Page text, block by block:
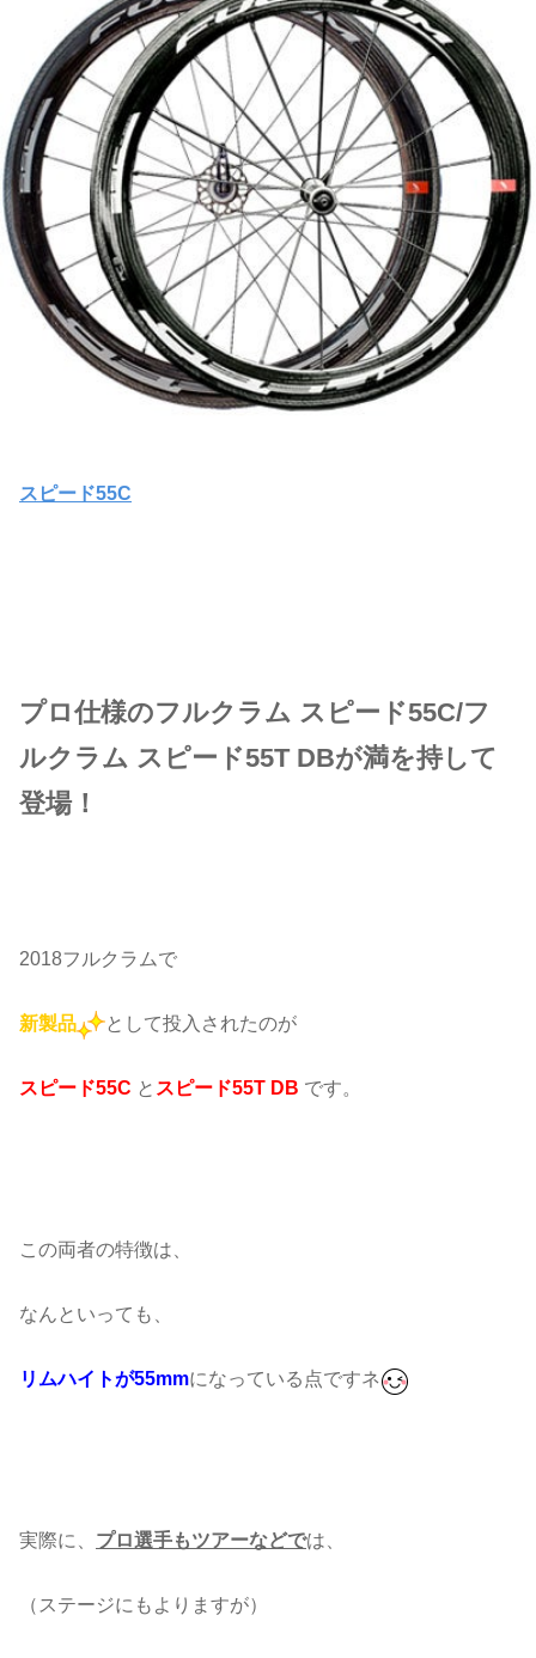
スピード55C
プロ仕様のフルクラム スピード55C/フ
ルクラム スピード55T DBが満を持して
登場！
2018フルクラムで
新製品 として投入されたのが
スピード55C と スピード55T DB です。
この両者の特徴は、
なんといっても、
リムハイトが55mmになっている点ですネ
実際に、 プロ選手もツアーなどでは、
（ステージにもよりますが）